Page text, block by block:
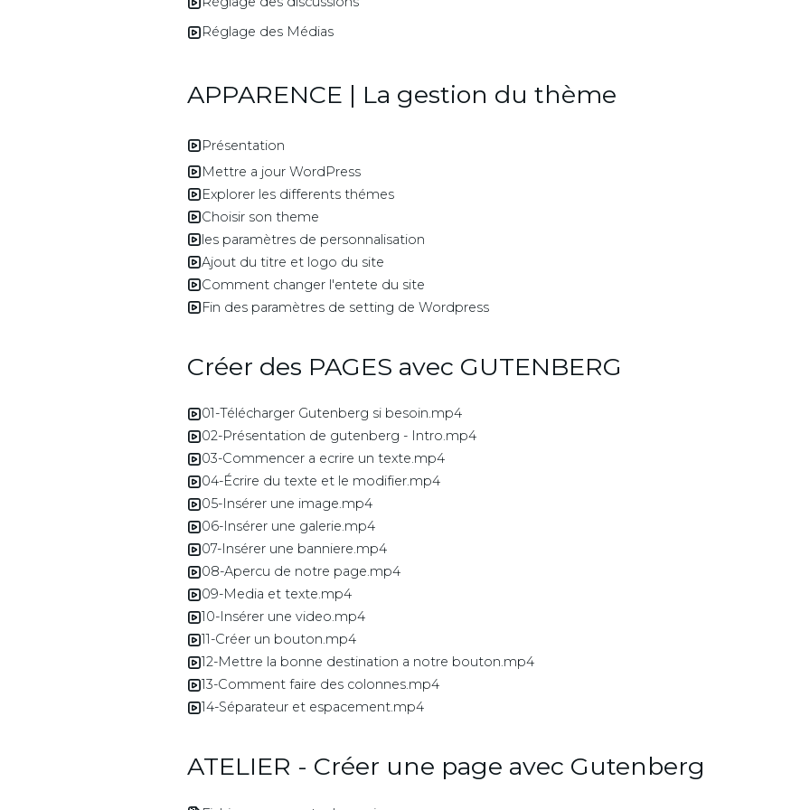
Réglage des Médias
APPARENCE | La gestion du thème
Présentation
Mettre a jour WordPress
Explorer les differents thémes
Choisir son theme
les paramètres de personnalisation
Ajout du titre et logo du site
Comment changer l'entete du site
Fin des paramètres de setting de Wordpress
Créer des PAGES avec GUTENBERG
01-Télécharger Gutenberg si besoin.mp4
02-Présentation de gutenberg - Intro.mp4
03-Commencer a ecrire un texte.mp4
04-Écrire du texte et le modifier.mp4
05-Insérer une image.mp4
06-Insérer une galerie.mp4
07-Insérer une banniere.mp4
08-Apercu de notre page.mp4
09-Media et texte.mp4
10-Insérer une video.mp4
11-Créer un bouton.mp4
12-Mettre la bonne destination a notre bouton.mp4
13-Comment faire des colonnes.mp4
14-Séparateur et espacement.mp4
ATELIER - Créer une page avec Gutenberg